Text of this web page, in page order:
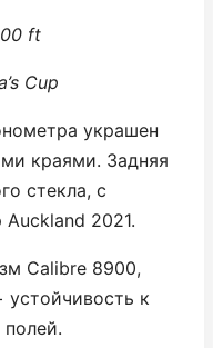
ft
Cup
украшен
краями. Задняя
стекла, с
Auckland 2021.
Calibre 8900,
к